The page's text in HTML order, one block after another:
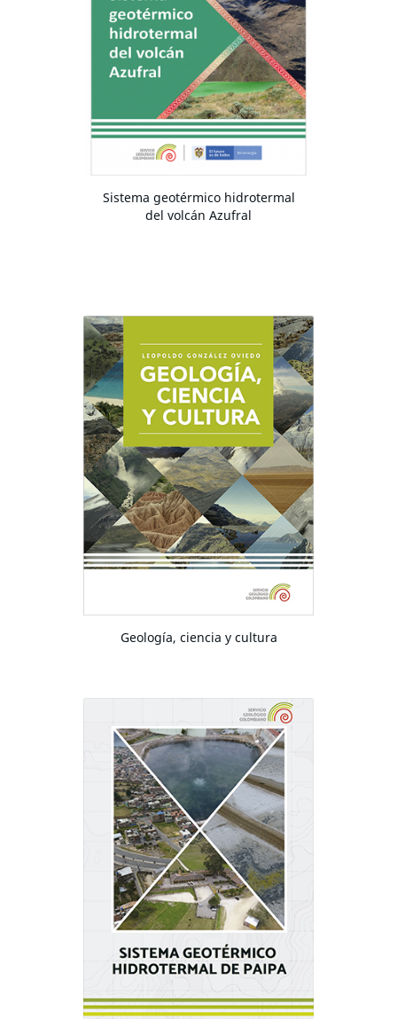
Sistema geotérmico hidrotermal
del volcán Azufral
Geología, ciencia y cultura